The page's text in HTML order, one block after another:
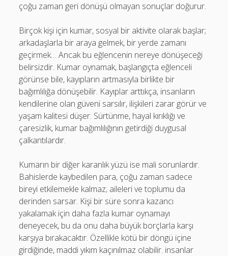
çoğu zaman geri dönüşü olmayan sonuçlar doğurur.
Birçok kişi için kumar, sosyal bir aktivite olarak başlar;
arkadaşlarla bir araya gelmek, bir yerde zamanı
geçirmek… Ancak bu eğlencenin nereye dönüşeceği
belirsizdir. Kumar oynamak, başlangıçta eğlenceli
görünse bile, kayıpların artmasıyla birlikte bir
bağımlılığa dönüşebilir. Kayıplar arttıkça, insanların
kendilerine olan güveni sarsılır, ilişkileri zarar görür ve
yaşam kalitesi düşer. Sürtünme, hayal kırıklığı ve
çaresizlik, kumar bağımlılığının getirdiği duygusal
çalkantılardır.
Kumarın bir diğer karanlık yüzü ise mali sorunlardır.
Bahislerde kaybedilen para, çoğu zaman sadece
bireyi etkilemekle kalmaz; aileleri ve toplumu da
derinden sarsar. Kişi bir süre sonra kazancı
yakalamak için daha fazla kumar oynamayı
deneyecek, bu da onu daha büyük borçlarla karşı
karşıya bırakacaktır. Özellikle kötü bir döngü içine
girdiğinde, maddi yıkım kaçınılmaz olabilir. insanlar